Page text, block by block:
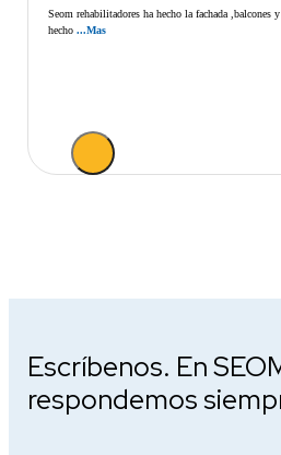
Seom rehabilitadores ha hecho la fachada ,balcones
hecho...Mas
Escríbenos. En
respondemos